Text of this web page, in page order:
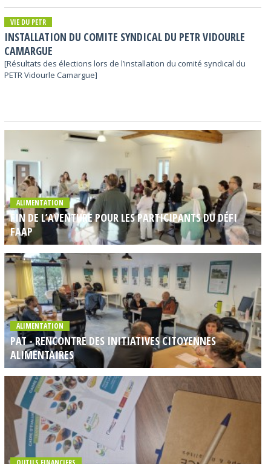
VIE DU PETR
INSTALLATION DU COMITE SYNDICAL DU PETR VIDOURLE
CAMARGUE
[Résultats des élections lors de l’installation du comité syndical du
PETR Vidourle Camargue]
ALIMENTATION
FIN DE L’AVENTURE POUR LES PARTICIPANTS DU DÉFI
FAAP
ALIMENTATION
PAT - RENCONTRE DES INITIATIVES CITOYENNES
ALIMENTAIRES